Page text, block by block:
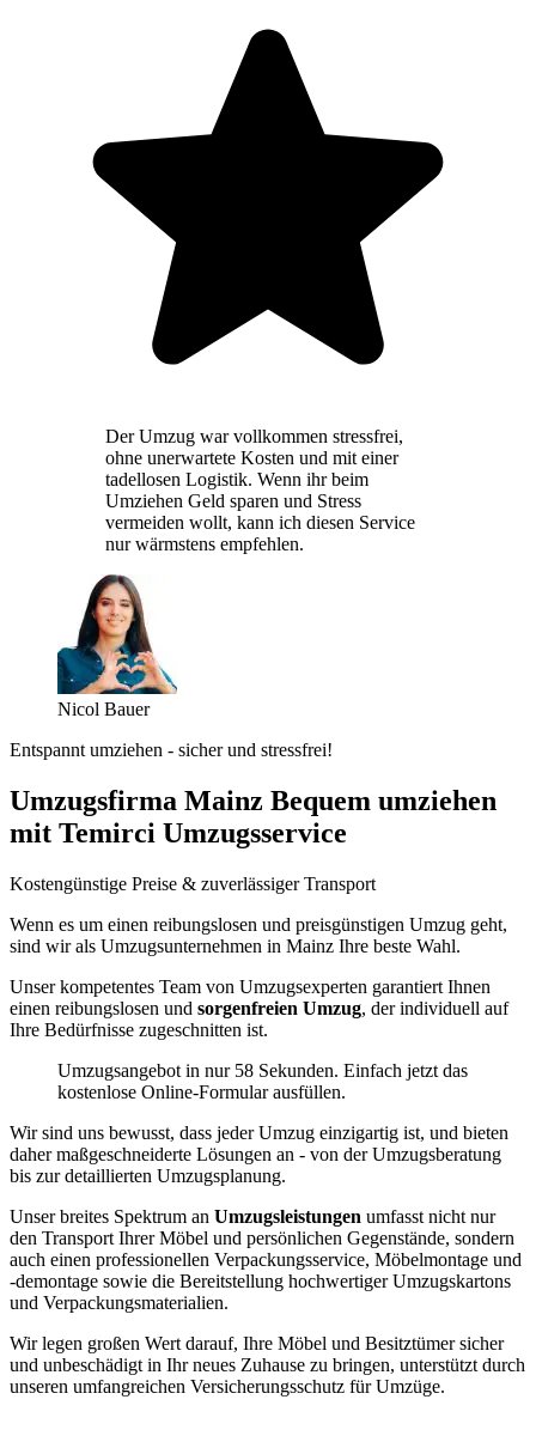
Der Umzug war vollkommen stressfrei,
ohne unerwartete Kosten und mit einer
tadellosen Logistik. Wenn ihr beim
Umziehen Geld sparen und Stress
vermeiden wollt, kann ich diesen Service
nur wärmstens empfehlen.
Nicol Bauer
Entspannt umziehen - sicher und stressfrei!
Umzugsfirma Mainz Bequem umziehen
mit Temirci Umzugsservice
Kostengünstige Preise & zuverlässiger Transport
Wenn es um einen reibungslosen und preisgünstigen Umzug geht,
sind wir als Umzugsunternehmen in Mainz Ihre beste Wahl.
Unser kompetentes Team von Umzugsexperten garantiert Ihnen
einen reibungslosen und sorgenfreien Umzug, der individuell auf
Ihre Bedürfnisse zugeschnitten ist.
Umzugsangebot in nur 58 Sekunden. Einfach jetzt das
kostenlose Online-Formular ausfüllen.
Wir sind uns bewusst, dass jeder Umzug einzigartig ist, und bieten
daher maßgeschneiderte Lösungen an - von der Umzugsberatung
bis zur detaillierten Umzugsplanung.
Unser breites Spektrum an Umzugsleistungen umfasst nicht nur
den Transport Ihrer Möbel und persönlichen Gegenstände, sondern
auch einen professionellen Verpackungsservice, Möbelmontage und
-demontage sowie die Bereitstellung hochwertiger Umzugskartons
und Verpackungsmaterialien.
Wir legen großen Wert darauf, Ihre Möbel und Besitztümer sicher
und unbeschädigt in Ihr neues Zuhause zu bringen, unterstützt durch
unseren umfangreichen Versicherungsschutz für Umzüge.